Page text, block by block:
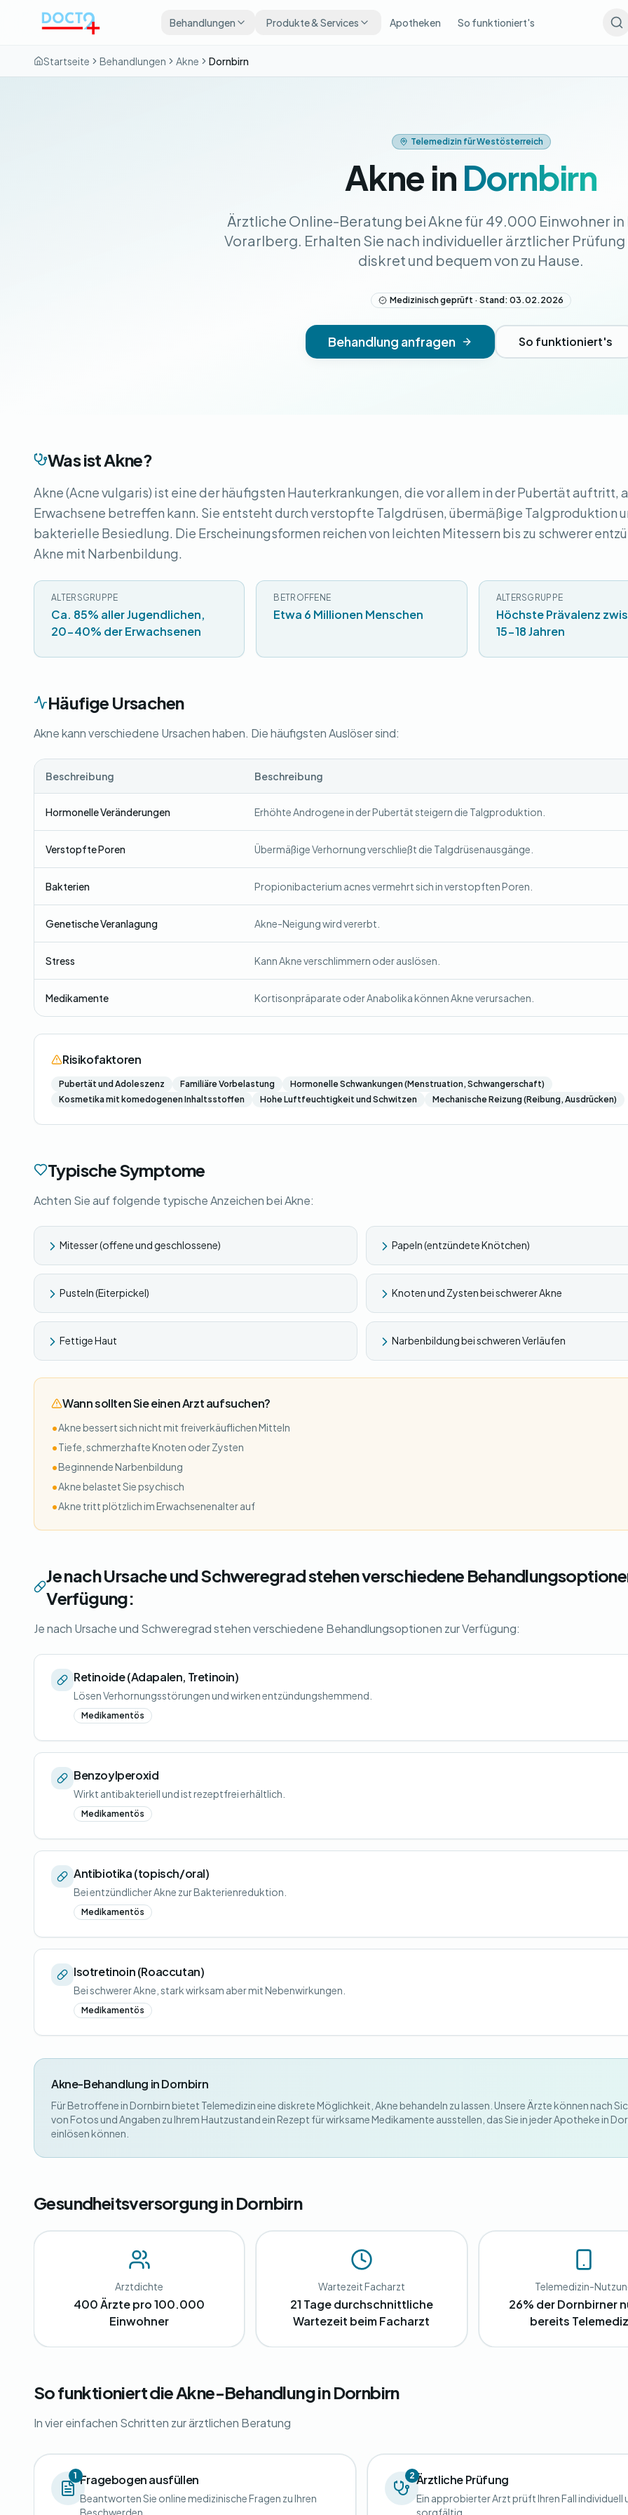
Behandlungen
Produkte & Services Apotheken So funktioniert's
Startseite Behandlungen Akne Dornbirn
Telemedizin für Westösterreich
Akne inDornbirn
Ärztliche Online-Beratung bei Akne für 49.000 Einwohner
Vorarlberg. Erhalten Sie nach individueller ärztlicher Prüfung
diskret und bequem von zu Hause.
Medizinisch geprüft · Stand: 03.02.2026
Behandlung anfragen So funktioniert's
Was ist Akne?
Akne (Acne vulgaris) ist eine der häufigsten Hauterkrankungen, die vor allem in der Pubertät auftritt,
Erwachsene betreffen kann. Sie entsteht durch verstopfte Talgdrüsen, übermäßige Talgproduktion
bakterielle Besiedlung. Die Erscheinungsformen reichen von leichten Mitessern bis zu schwerer
Akne mit Narbenbildung.
ALTERSGRUPPE
Ca. 85% aller Jugendlichen,
20-40% der Erwachsenen
BETROFFENE
Etwa 6 Millionen Menschen
ALTERSGRUPPE
Höchste Prävalenz
15-18 Jahren
Häufige Ursachen
Akne kann verschiedene Ursachen haben. Die häufigsten Auslöser sind:
Beschreibung Beschreibung
Hormonelle Veränderungen Erhöhte Androgene in der Pubertät steigern die Talgproduktion.
Verstopfte Poren Übermäßige Verhornung verschließt die Talgdrüsenausgänge.
Bakterien Propionibacterium acnes vermehrt sich in verstopften Poren.
Genetische Veranlagung Akne-Neigung wird vererbt.
Stress Kann Akne verschlimmern oder auslösen.
Medikamente Kortisonpräparate oder Anabolika können Akne verursachen.
Risikofaktoren
Pubertät und Adoleszenz Familiäre Vorbelastung
Hormonelle Schwankungen (Menstruation, Schwangerschaft)
Kosmetika mit komedogenen Inhaltsstoffen
Hohe Luftfeuchtigkeit und Schwitzen Mechanische Reizung (Reibung, Ausdrücken)
Typische Symptome
Achten Sie auf folgende typische Anzeichen bei Akne:
Mitesser (offene und geschlossene) Papeln (entzündete Knötchen)
Pusteln (Eiterpickel) Knoten und Zysten bei schwerer Akne
Fettige Haut Narbenbildung bei schweren Verläufen
Wann sollten Sie einen Arzt aufsuchen?
•Akne bessert sich nicht mit freiverkäuflichen Mitteln
•Tiefe, schmerzhafte Knoten oder Zysten
•Beginnende Narbenbildung
•Akne belastet Sie psychisch
•Akne tritt plötzlich im Erwachsenenalter auf
Je nach Ursache und Schweregrad stehen verschiedene
Verfügung:
Je nach Ursache und Schweregrad stehen verschiedene Behandlungsoptionen zur Verfügung:
Retinoide (Adapalen, Tretinoin)
Lösen Verhornungsstörungen und wirken entzündungshemmend.
Medikamentös
Benzoylperoxid
Wirkt antibakteriell und ist rezeptfrei erhältlich.
Medikamentös
Antibiotika (topisch/oral)
Bei entzündlicher Akne zur Bakterienreduktion.
Medikamentös
Isotretinoin (Roaccutan)
Bei schwerer Akne, stark wirksam aber mit Nebenwirkungen.
Medikamentös
Akne-Behandlung in Dornbirn
Für Betroffene in Dornbirn bietet Telemedizin eine diskrete Möglichkeit, Akne behandeln zu lassen. Unsere Ärzte können nach
von Fotos und Angaben zu Ihrem Hautzustand ein Rezept für wirksame Medikamente ausstellen, das Sie in jeder Apotheke in
einlösen können.
Gesundheitsversorgung in Dornbirn
Arztdichte
400 Ärzte pro 100.000
Einwohner
Wartezeit Facharzt
21 Tage durchschnittliche
Wartezeit beim Facharzt
Telemedizin-
26% der Dornbirner
bereits
So funktioniert die Akne-Behandlung in Dornbirn
In vier einfachen Schritten zur ärztlichen Beratung
1 Fragebogen ausfüllen
Beantworten Sie online medizinische Fragen zu Ihren
Beschwerden.
2Ärztliche Prüfung
Ein approbierter Arzt prüft Ihren Fall individuell
sorgfältig.